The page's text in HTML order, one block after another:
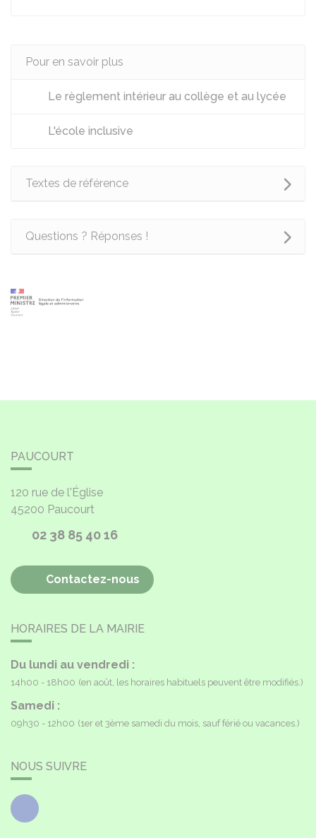
Pour en savoir plus
Le règlement intérieur au collège et au lycée
L'école inclusive
Textes de référence
Questions ? Réponses !
PAUCOURT
120 rue de l'Église
45200 Paucourt
02 38 85 40 16
Contactez-nous
HORAIRES DE LA MAIRIE
Du lundi au vendredi :
14h00 - 18h00 (en août, les horaires habituels peuvent être modifiés.)
Samedi :
09h30 - 12h00 (1er et 3ème samedi du mois, sauf férié ou vacances.)
NOUS SUIVRE
Facebook